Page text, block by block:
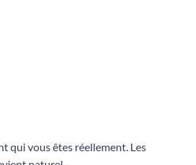
qui vous êtes réellement. Les